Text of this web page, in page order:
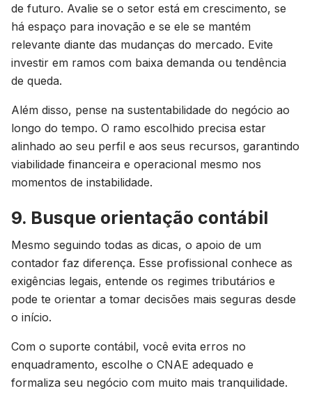
de futuro. Avalie se o setor está em crescimento, se
há espaço para inovação e se ele se mantém
relevante diante das mudanças do mercado. Evite
investir em ramos com baixa demanda ou tendência
de queda.
Além disso, pense na sustentabilidade do negócio ao
longo do tempo. O ramo escolhido precisa estar
alinhado ao seu perfil e aos seus recursos, garantindo
viabilidade financeira e operacional mesmo nos
momentos de instabilidade.
9. Busque orientação contábil
Mesmo seguindo todas as dicas, o apoio de um
contador faz diferença. Esse profissional conhece as
exigências legais, entende os regimes tributários e
pode te orientar a tomar decisões mais seguras desde
o início.
Com o suporte contábil, você evita erros no
enquadramento, escolhe o CNAE adequado e
formaliza seu negócio com muito mais tranquilidade.